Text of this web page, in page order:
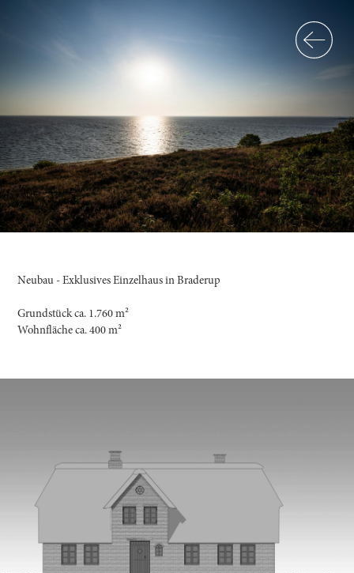
Neubau - Exklusives Einzelhaus in Braderup
Grundstück ca. 1.760 m²
Wohnfläche ca. 400 m²